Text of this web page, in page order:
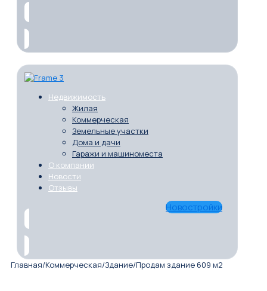
Недвижимость
Жилая
Коммерческая
Земельные участки
Дома и дачи
Гаражи и машиноместа
О компании
Новости
Отзывы
Новостройки
Главная/Коммерческая/Здание/Продам здание 609 м2